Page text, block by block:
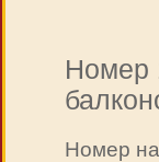
Номер
Номер на